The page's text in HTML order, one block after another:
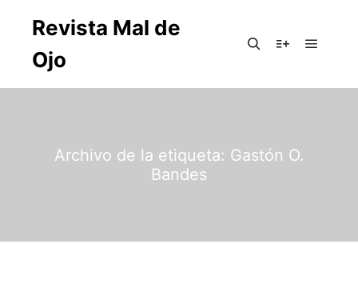
Revista Mal de
Ojo
Archivo de la etiqueta: Gastón O.
Bandes